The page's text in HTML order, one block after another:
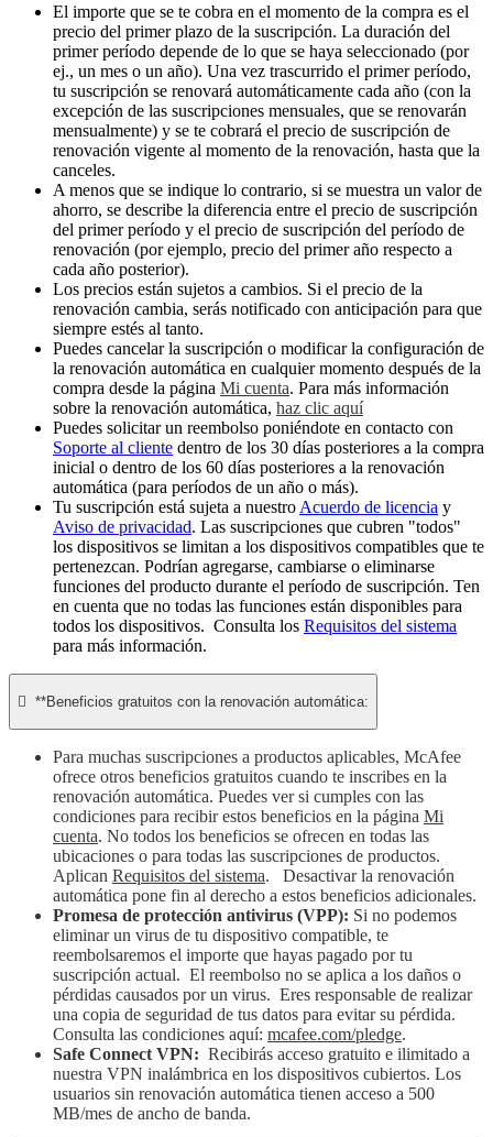
El importe que se te cobra en el momento de la compra es el
precio del primer plazo de la suscripción. La duración del
primer período depende de lo que se haya seleccionado (por
ej., un mes o un año). Una vez trascurrido el primer período,
tu suscripción se renovará automáticamente cada año (con la
excepción de las suscripciones mensuales, que se renovarán
mensualmente) y se te cobrará el precio de suscripción de
renovación vigente al momento de la renovación, hasta que la
canceles.
A menos que se indique lo contrario, si se muestra un valor de
ahorro, se describe la diferencia entre el precio de suscripción
del primer período y el precio de suscripción del período de
renovación (por ejemplo, precio del primer año respecto a
cada año posterior).
Los precios están sujetos a cambios. Si el precio de la
renovación cambia, serás notificado con anticipación para que
siempre estés al tanto.
Puedes cancelar la suscripción o modificar la configuración de
la renovación automática en cualquier momento después de la
compra desde la página Mi cuenta. Para más información
sobre la renovación automática, haz clic aquí
Puedes solicitar un reembolso poniéndote en contacto con
Soporte al cliente dentro de los 30 días posteriores a la compra
inicial o dentro de los 60 días posteriores a la renovación
automática (para períodos de un año o más).
Tu suscripción está sujeta a nuestro Acuerdo de licencia y
Aviso de privacidad. Las suscripciones que cubren "todos"
los dispositivos se limitan a los dispositivos compatibles que te
pertenezcan. Podrían agregarse, cambiarse o eliminarse
funciones del producto durante el período de suscripción. Ten
en cuenta que no todas las funciones están disponibles para
todos los dispositivos. Consulta los Requisitos del sistema
para más información.
 **Beneficios gratuitos con la renovación automática:
Para muchas suscripciones a productos aplicables, McAfee
ofrece otros beneficios gratuitos cuando te inscribes en la
renovación automática. Puedes ver si cumples con las
condiciones para recibir estos beneficios en la página Mi
cuenta. No todos los beneficios se ofrecen en todas las
ubicaciones o para todas las suscripciones de productos.
Aplican Requisitos del sistema. Desactivar la renovación
automática pone fin al derecho a estos beneficios adicionales.
Promesa de protección antivirus (VPP): Si no podemos
eliminar un virus de tu dispositivo compatible, te
reembolsaremos el importe que hayas pagado por tu
suscripción actual. El reembolso no se aplica a los daños o
pérdidas causados por un virus. Eres responsable de realizar
una copia de seguridad de tus datos para evitar su pérdida.
Consulta las condiciones aquí: mcafee.com/pledge.
Safe Connect VPN: Recibirás acceso gratuito e ilimitado a
nuestra VPN inalámbrica en los dispositivos cubiertos. Los
usuarios sin renovación automática tienen acceso a 500
MB/mes de ancho de banda.